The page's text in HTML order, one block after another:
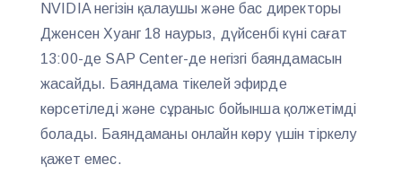
NVIDIA негізін қалаушы және бас директоры
Дженсен Хуанг 18 наурыз, дүйсенбі күні сағат
13:00-де SAP Center-де негізгі баяндамасын
жасайды. Баяндама тікелей эфирде
көрсетіледі және сұраныс бойынша қолжетімді
болады. Баяндаманы онлайн көру үшін тіркелу
қажет емес.